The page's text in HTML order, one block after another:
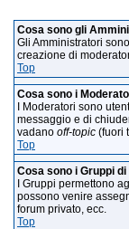
Cosa sono gli
Gli Amministratori
creazione di
Top
Cosa sono i
I Moderatori sono
messaggio e di
vadano off-topic (fuori
Top
Cosa sono i Gruppi
I Gruppi permettono
possono venire
forum privato, ecc.
Top